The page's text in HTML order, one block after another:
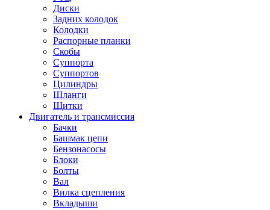
Диски
Задних колодок
Колодки
Распорные планки
Скобы
Суппорта
Суппортов
Цилиндры
Шланги
Щитки
Двигатель и трансмиссия
Бачки
Башмак цепи
Бензонасосы
Блоки
Болты
Вал
Вилка сцепления
Вкладыши